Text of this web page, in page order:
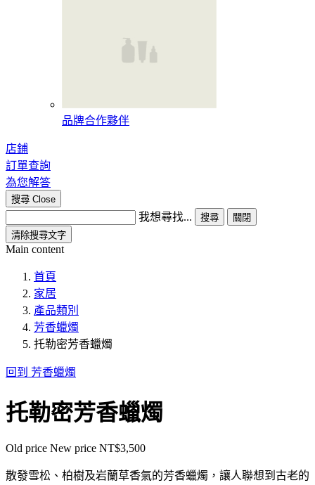
品牌合作夥伴
店鋪
訂單查詢
為您解答
搜尋 Close
我想尋找... 搜尋
關閉
清除搜尋文字
Main content
首頁
家居
產品類別
芳香蠟燭
托勒密芳香蠟燭
回到 芳香蠟燭
托勒密芳香蠟燭
Old price New price NT$3,500
散發雪松、柏樹及岩蘭草香氣的芳香蠟燭，讓人聯想到古老的